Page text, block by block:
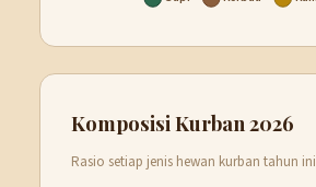
Komposisi Kurban 2026
Rasio setiap jenis hewan kurban tahun ini